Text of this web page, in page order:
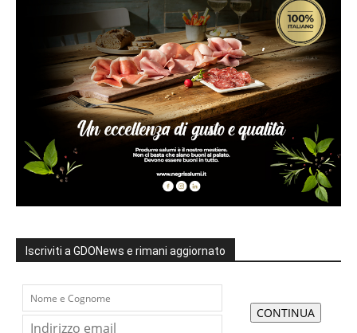
Iscriviti a GDONews e rimani aggiornato